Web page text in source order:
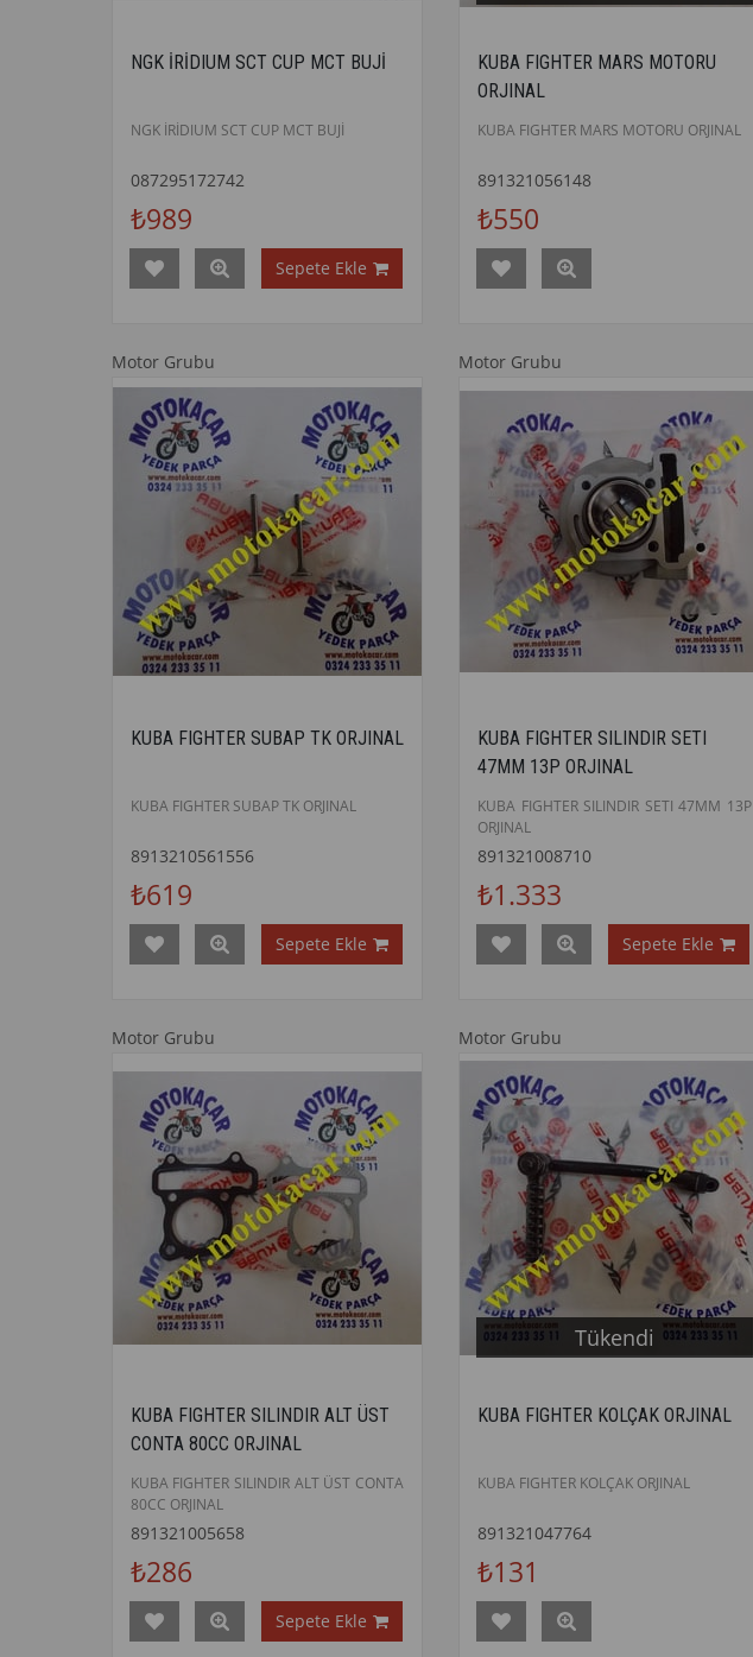
NGK İRİDIUM SCT CUP MCT BUJİ
NGK İRİDIUM SCT CUP MCT BUJİ
087295172742
₺989
Sepete Ekle
KUBA FIGHTER MARS MOTORU
ORJINAL
KUBA FIGHTER MARS MOTORU ORJINAL
891321056148
₺550
Motor Grubu
KUBA FIGHTER SUBAP TK ORJINAL
KUBA FIGHTER SUBAP TK ORJINAL
8913210561556
₺619
Sepete Ekle
Motor Grubu
KUBA FIGHTER SILINDIR SETI
47MM 13P ORJINAL
KUBA FIGHTER SILINDIR SETI 47MM 13P
ORJINAL
891321008710
₺1.333
Sepete Ekle
Motor Grubu
KUBA FIGHTER SILINDIR ALT ÜST
CONTA 80CC ORJINAL
KUBA FIGHTER SILINDIR ALT ÜST CONTA
80CC ORJINAL
891321005658
₺286
Sepete Ekle
Motor Grubu
Tükendi
KUBA FIGHTER KOLÇAK ORJINAL
KUBA FIGHTER KOLÇAK ORJINAL
891321047764
₺131